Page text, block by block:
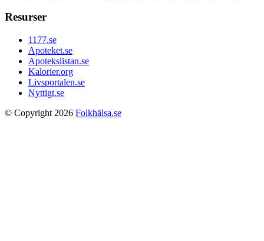
Resurser
1177.se
Apoteket.se
Apotekslistan.se
Kalorier.org
Livsportalen.se
Nyttigt.se
© Copyright 2026 Folkhälsa.se